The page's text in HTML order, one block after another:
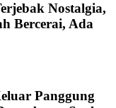
Nostalgia,
Bercerai, Ada
Panggung